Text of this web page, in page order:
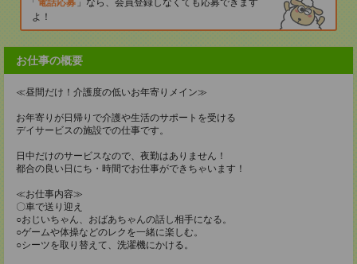
電話応募
なら、会員登録しなくても応募できます
よ！
お仕事の概要
≪昼間だけ！介護度の低いお年寄りメイン≫
お年寄りが日帰りで介護や生活のサポートを受ける
デイサービスの施設での仕事です。
日中だけのサービスなので、夜勤はありません！
都合の良い日にち・時間でお仕事ができちゃいます！
≪お仕事内容≫
〇車で送り迎え
○おじいちゃん、おばあちゃんの話し相手になる。
○ゲームや体操などのレクを一緒に楽しむ。
○シーツを取り替えて、洗濯機にかける。